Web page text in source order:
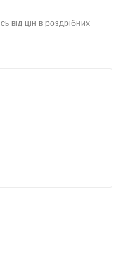
від цін в роздрібних